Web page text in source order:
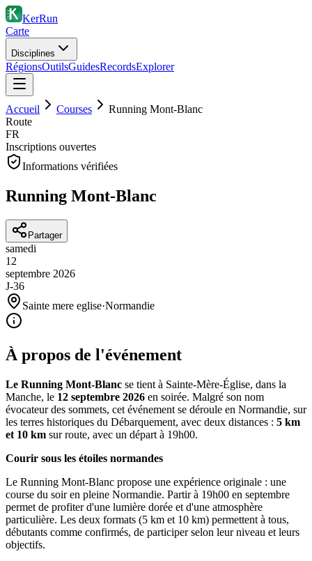
KerRun
Carte
Disciplines
RégionsOutilsGuidesRecordsExplorer
Accueil Courses
Running Mont-Blanc
Route
FR
Inscriptions ouvertes
Informations vérifiées
Running Mont-Blanc
Partager
samedi
12
septembre 2026
J-36
Sainte mere eglise·Normandie
À propos de l'événement
Le Running Mont-Blanc se tient à Sainte-Mère-Église, dans la
Manche, le 12 septembre 2026 en soirée. Malgré son nom
évocateur des sommets, cet événement se déroule en Normandie, sur
les terres historiques du Débarquement, avec deux distances : 5 km
et 10 km sur route, avec un départ à 19h00.
Courir sous les étoiles normandes
Le Running Mont-Blanc propose une expérience originale : une
course du soir en pleine Normandie. Partir à 19h00 en septembre
permet de profiter d'une lumière dorée et d'une atmosphère
particulière. Les deux formats (5 km et 10 km) permettent à tous,
débutants comme confirmés, de participer selon leur niveau et leurs
objectifs.